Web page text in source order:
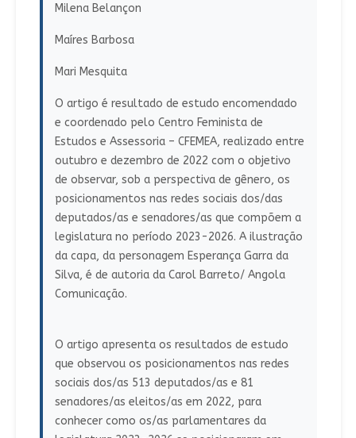
Milena Belançon
Maíres Barbosa
Mari Mesquita
O artigo é resultado de estudo encomendado
e coordenado pelo Centro Feminista de
Estudos e Assessoria – CFEMEA, realizado entre
outubro e dezembro de 2022 com o objetivo
de observar, sob a perspectiva de gênero, os
posicionamentos nas redes sociais dos/das
deputados/as e senadores/as que compõem a
legislatura no período 2023-2026. A ilustração
da capa, da personagem Esperança Garra da
Silva, é de autoria da Carol Barreto/ Angola
Comunicação.
O artigo apresenta os resultados de estudo
que observou os posicionamentos nas redes
sociais dos/as 513 deputados/as e 81
senadores/as eleitos/as em 2022, para
conhecer como os/as parlamentares da